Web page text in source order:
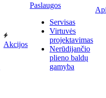
Akcijos
Paslaugos
Servisas
Virtuvės
projektavimas
Nerūdijančio
plieno baldų
gamyba